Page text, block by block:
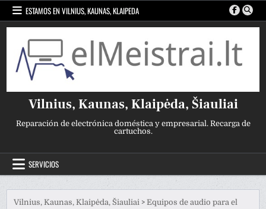
contenido
ESTAMOS EN VILNIUS, KAUNAS, KLAIPEDA
Vilnius, Kaunas, Klaipėda, Šiauliai
Reparación de electrónica doméstica y empresarial. Recarga de
cartuchos.
SERVICIOS
Vilnius, Kaunas, Klaipėda, Šiauliai >Equipos de audio para el